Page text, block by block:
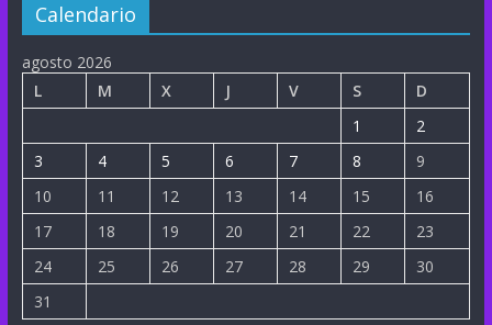
Calendario
agosto 2026
L
M X J V S
D
1
2
3
4 5 6 7 8
9
10
11 12 13 14 15
16
17
18 19 20 21 22
23
24
25 26 27 28 29
30
31